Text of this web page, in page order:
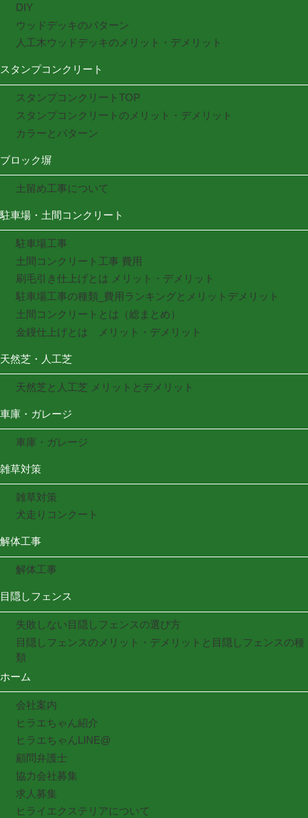
DIY
ウッドデッキのパターン
人工木ウッドデッキのメリット・デメリット
スタンプコンクリート
スタンプコンクリートTOP
スタンプコンクリートのメリット・デメリット
カラーとパターン
ブロック塀
土留め工事について
駐車場・土間コンクリート
駐車場工事
土間コンクリート工事 費用
刷毛引き仕上げとは メリット・デメリット
駐車場工事の種類_費用ランキングとメリットデメリット
土間コンクリートとは（総まとめ）
金鏝仕上げとは メリット・デメリット
天然芝・人工芝
天然芝と人工芝 メリットとデメリット
車庫・ガレージ
車庫・ガレージ
雑草対策
雑草対策
犬走りコンクート
解体工事
解体工事
目隠しフェンス
失敗しない目隠しフェンスの選び方
目隠しフェンスのメリット・デメリットと目隠しフェンスの種
類
ホーム
会社案内
ヒラエちゃん紹介
ヒラエちゃんLINE@
顧問弁護士
協力会社募集
求人募集
ヒライエクステリアについて